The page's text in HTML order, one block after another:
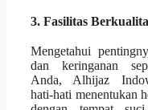
3. Fasilitas
Mengetahui
dan keringanan
Anda, Alhijaz
hati-hati menentukan